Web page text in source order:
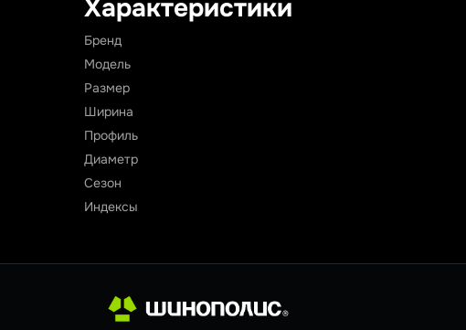
Характеристики
Бренд
Модель
Размер
Ширина
Профиль
Диаметр
Сезон
Индексы